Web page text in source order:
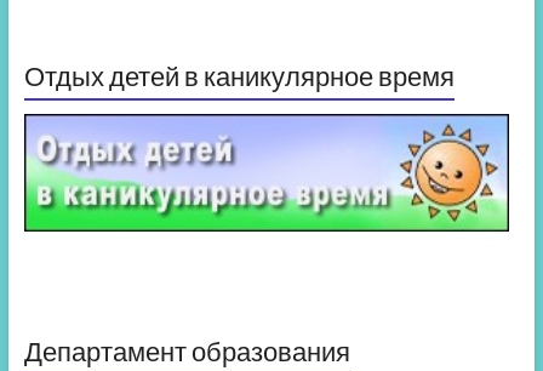
Отдых детей в каникулярное время
Департамент образования